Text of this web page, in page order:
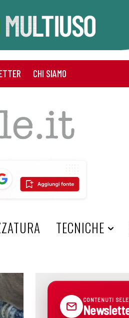
CHI SIAMO
TECNICHE
CONTENUTI